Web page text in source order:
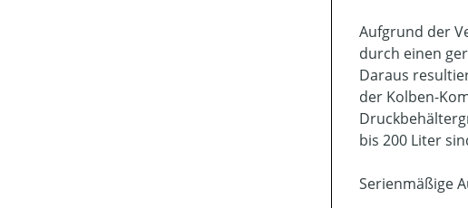
Aufgrund der
durch einen
Daraus
der Kolben-
bis 200 Liter
Serienmäßige